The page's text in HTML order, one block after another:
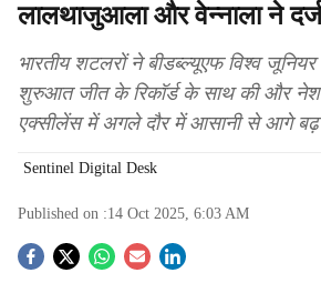
लालथाजुआला और वेन्नाला ने
भारतीय शटलरों ने बीडब्ल्यूएफ विश्व
शुरुआत जीत के रिकॉर्ड के साथ की और
एक्सीलेंस में अगले दौर में आसानी से आगे
Sentinel Digital Desk
Published on :14 Oct 2025, 6:03 AM
S